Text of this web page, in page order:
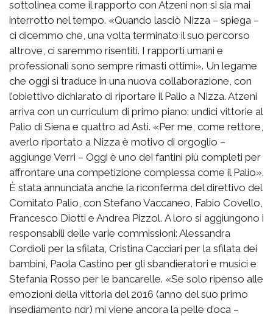
sottolinea come il rapporto con Atzeni non si sia mai
interrotto nel tempo. «Quando lasciò Nizza – spiega –
ci dicemmo che, una volta terminato il suo percorso
altrove, ci saremmo risentiti. I rapporti umani e
professionali sono sempre rimasti ottimi». Un legame
che oggi si traduce in una nuova collaborazione, con
l’obiettivo dichiarato di riportare il Palio a Nizza. Atzeni
arriva con un curriculum di primo piano: undici vittorie al
Palio di Siena e quattro ad Asti. «Per me, come rettore,
averlo riportato a Nizza è motivo di orgoglio –
aggiunge Verri – Oggi è uno dei fantini più completi per
affrontare una competizione complessa come il Palio».
È stata annunciata anche la riconferma del direttivo del
Comitato Palio, con Stefano Vaccaneo, Fabio Covello,
Francesco Diotti e Andrea Pizzol. A loro si aggiungono i
responsabili delle varie commissioni: Alessandra
Cordioli per la sfilata, Cristina Cacciari per la sfilata dei
bambini, Paola Castino per gli sbandieratori e musici e
Stefania Rosso per le bancarelle. «Se solo ripenso alle
emozioni della vittoria del 2016 (anno del suo primo
insediamento ndr) mi viene ancora la pelle d’oca –